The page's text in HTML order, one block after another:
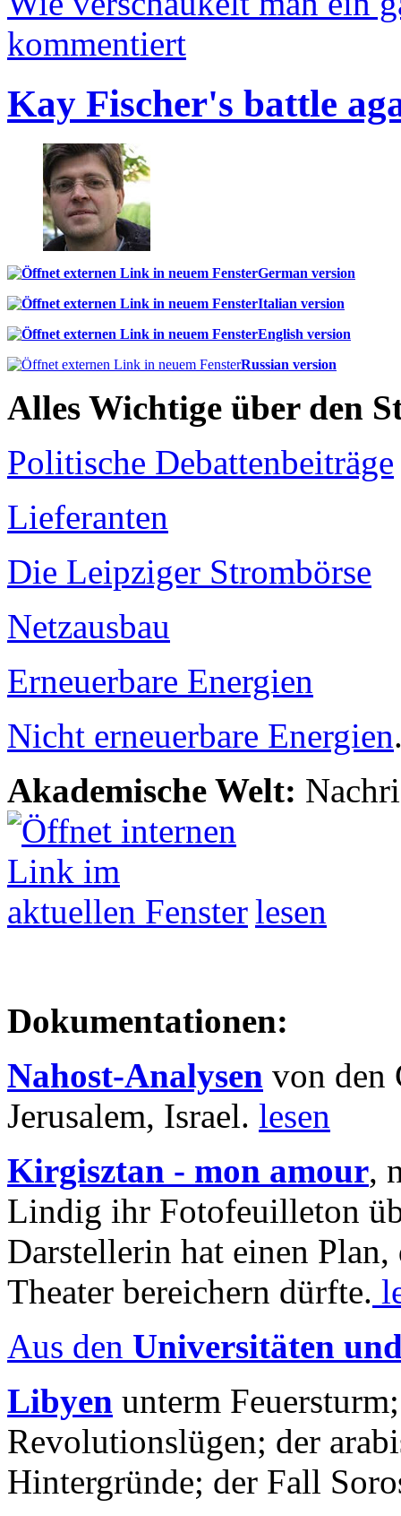
kommentiert
Kay Fischer's battle
German version
Italian version
English version
Russian version
Alles Wichtige über den
Politische Debattenbeiträge
Lieferanten
Die Leipziger Strombörse
Netzausbau
Erneuerbare Energien
Nicht erneuerbare Energien
Akademische Welt:
lesen
Dokumentationen:
Nahost-Analysen von den
Jerusalem, Israel. lesen
Kirgisztan - mon amour,
Lindig ihr Fotofeuilleton
Darstellerin hat einen Plan,
Theater bereichern dürfte.
Aus den Universitäten
Libyen unterm
Revolutionslügen; der
Hintergründe; der Fall